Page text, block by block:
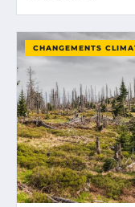
CHANGEMENTS